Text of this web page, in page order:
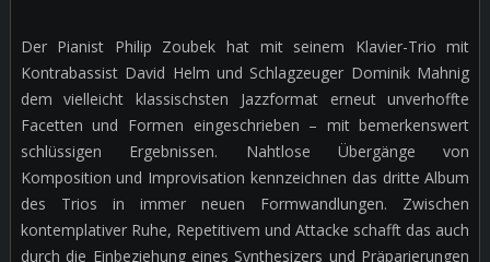
Der Pianist Philip Zoubek hat mit seinem Klavier-Trio mit
Kontrabassist David Helm und Schlagzeuger Dominik Mahnig
dem vielleicht klassischsten Jazzformat erneut unverhoffte
Facetten und Formen eingeschrieben – mit bemerkenswert
schlüssigen Ergebnissen. Nahtlose Übergänge von
Komposition und Improvisation kennzeichnen das dritte Album
des Trios in immer neuen Formwandlungen. Zwischen
kontemplativer Ruhe, Repetitivem und Attacke schafft das auch
durch die Einbeziehung eines Synthesizers und Präparierungen